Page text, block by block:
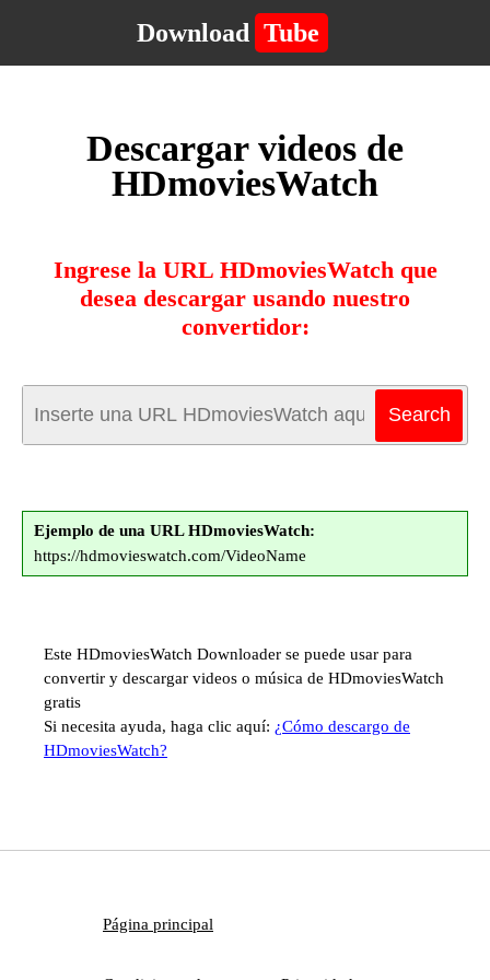
Download Tube
Descargar videos de
HDmoviesWatch
Ingrese la URL HDmoviesWatch que
desea descargar usando nuestro
convertidor:
Ejemplo de una URL HDmoviesWatch:
https://hdmovieswatch.com/VideoName
Este HDmoviesWatch Downloader se puede usar para
convertir y descargar videos o música de HDmoviesWatch
gratis
Si necesita ayuda, haga clic aquí: ¿Cómo descargo de
HDmoviesWatch?
Página principal